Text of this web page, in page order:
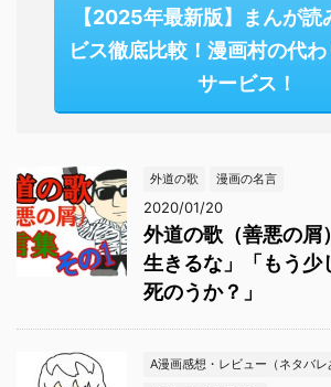
【2025年最新版】まんが読
ビス徹底比較！漫画村の代
サービス！
外道の歌 漫画の名言
2020/01/20
外道の歌（善悪の
生きるな」「もう少
死のうか？」
A漫画感想・レビュー（ネタバレ